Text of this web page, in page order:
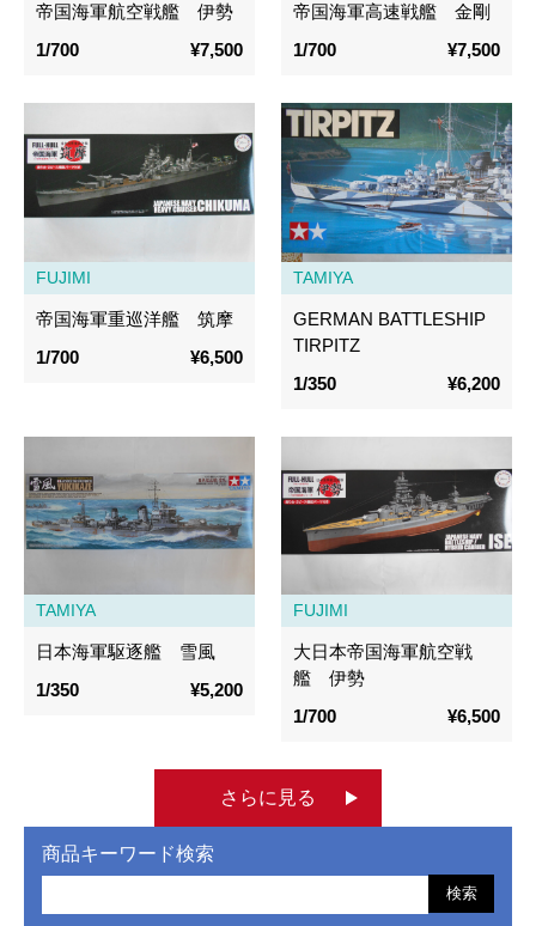
帝国海軍航空戦艦 伊勢
1/700
¥7,500
帝国海軍高速戦艦 金剛
1/700
¥7,500
FUJIMI
帝国海軍重巡洋艦 筑摩
1/700
¥6,500
TAMIYA
GERMAN BATTLESHIP
TIRPITZ
1/350
¥6,200
TAMIYA
日本海軍駆逐艦 雪風
1/350
¥5,200
FUJIMI
大日本帝国海軍航空戦
艦 伊勢
1/700
¥6,500
さらに見る
商品キーワード検索
検索